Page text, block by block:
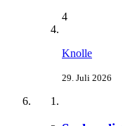
4
Knolle
29. Juli 2026